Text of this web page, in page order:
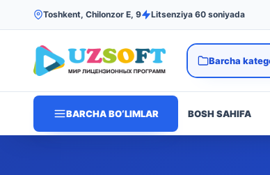
Toshkent, Chilonzor E, 9 Litsenziya 60 soniyada
BARCHA BO‘LIMLAR BOSH SAHIFA